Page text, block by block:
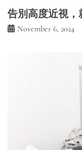
告別高度近視
November 6, 2024